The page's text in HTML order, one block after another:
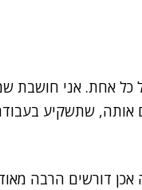
כל אחת. אני
אותה, שתשקיע
אכן דורשים הרבה